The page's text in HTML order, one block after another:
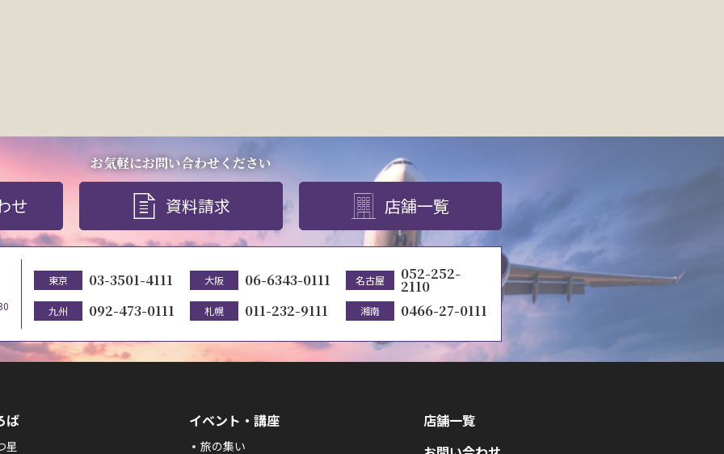
お気軽にお問い合わせください
せ 資料請求 店舗一覧
東京 03-3501-4111 大阪 06-6343-0111 名古屋 052-252-
2110
九州 092-473-0111 札幌 011-232-9111 湘南 0466-27-0111
ば
星
イベント・講座
旅の集い
店舗一覧